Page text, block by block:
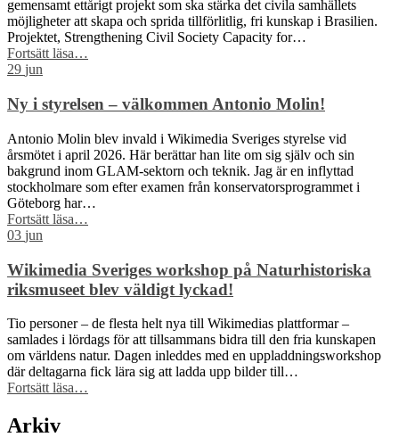
gemensamt ettårigt projekt som ska stärka det civila samhällets
möjligheter att skapa och sprida tillförlitlig, fri kunskap i Brasilien.
Projektet, Strengthening Civil Society Capacity for…
Fortsätt läsa
Wikimedia
Brasil
får
Sida-
finansiering
för
att
stärka
civilsamhället
fri
kunskap”
…
29 jun
Ny i styrelsen – välkommen Antonio Molin!
Antonio Molin blev invald i Wikimedia Sveriges styrelse vid
årsmötet i april 2026. Här berättar han lite om sig själv och sin
bakgrund inom GLAM-sektorn och teknik. Jag är en inflyttad
stockholmare som efter examen från konservatorsprogrammet i
Göteborg har…
Fortsätt läsa
–
välkommen
Antonio
…
03 jun
Wikimedia Sveriges workshop på Naturhistoriska
riksmuseet blev väldigt lyckad!
Tio personer – de flesta helt nya till Wikimedias plattformar –
samlades i lördags för att tillsammans bidra till den fria kunskapen
om världens natur. Dagen inleddes med en uppladdningsworkshop
där deltagarna fick lära sig att ladda upp bilder till…
Fortsätt läsa…
Arkiv